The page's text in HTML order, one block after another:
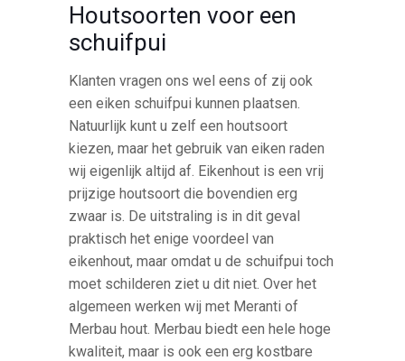
Houtsoorten voor een
schuifpui
Klanten vragen ons wel eens of zij ook
een eiken schuifpui kunnen plaatsen.
Natuurlijk kunt u zelf een houtsoort
kiezen, maar het gebruik van eiken raden
wij eigenlijk altijd af. Eikenhout is een vrij
prijzige houtsoort die bovendien erg
zwaar is. De uitstraling is in dit geval
praktisch het enige voordeel van
eikenhout, maar omdat u de schuifpui toch
moet schilderen ziet u dit niet. Over het
algemeen werken wij met Meranti of
Merbau hout. Merbau biedt een hele hoge
kwaliteit, maar is ook een erg kostbare